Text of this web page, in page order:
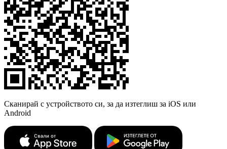
Сканирай с устройството си, за да изтеглиш за iOS или
Android